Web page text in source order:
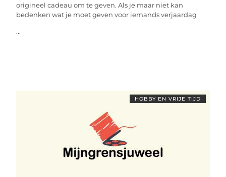
origineel cadeau om te geven. Als je maar niet kan
bedenken wat je moet geven voor iemands verjaardag
...
HOBBY EN VRIJE TIJD